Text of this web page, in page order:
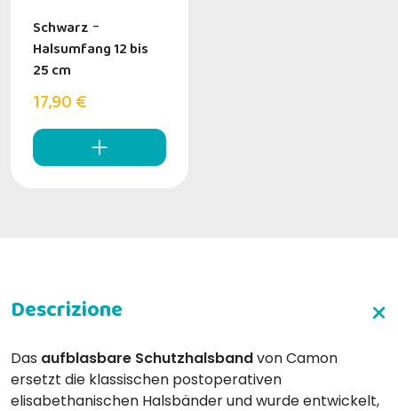
Schwarz -
Halsumfang 12 bis
25 cm
17,90 €
Das aufblasbare Schutzhalsbandvon Camon
ersetzt die klassischen postoperativen
elisabethanischen Halsbänder und wurde entwickelt,